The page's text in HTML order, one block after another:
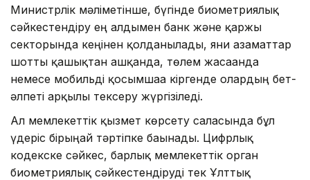
Министрлік мәліметінше, бүгінде биометриялық
сәйкестендіру ең алдымен банк және қаржы
секторында кеңінен қолданылады, яғни азаматтар
шотты қашықтан ашқанда, төлем жасағанда
немесе мобильді қосымшаға кіргенде олардың бет-
әлпеті арқылы тексеру жүргізіледі.
Ал мемлекеттік қызмет көрсету саласында бұл
үдеріс бірыңғай тәртіпке бағынады. Цифрлық
кодекске сәйкес, барлық мемлекеттік орган
биометриялық сәйкестендіруді тек Ұлттық